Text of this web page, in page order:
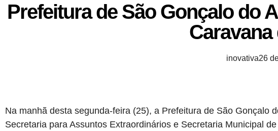
Prefeitura de São Gonçalo do
inovativa26
Na manhã desta segunda-feira (25), a Prefeitura de São Gonçalo
Secretaria para Assuntos Extraordinários e Secretaria Municipal